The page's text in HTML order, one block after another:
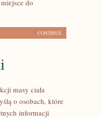
do
CONTINUE
masy ciała
o osobach, które
informacji